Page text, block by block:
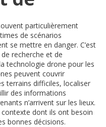
particulièrement
de scénarios
se mettre en danger. C’est
recherche et de
technologie drone pour les
peuvent couvrir
terrains difficiles, localiser
des informations
n’arrivent sur les lieux.
dont ils ont besoin
bonnes décisions.